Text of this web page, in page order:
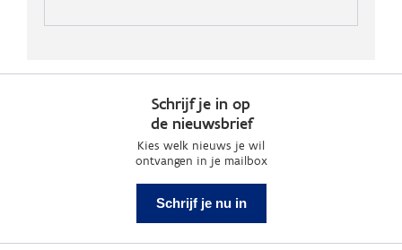
Schrijf je in op
de nieuwsbrief
Kies welk nieuws je wil
ontvangen in je mailbox
Schrijf je nu in